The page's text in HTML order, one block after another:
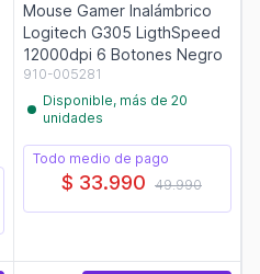
Mouse Gamer Inalámbrico
Logitech G305 LigthSpeed
12000dpi 6 Botones Negro
910-005281
Disponible, más de 20
unidades
Todo medio de pago
$ 33.990 49.990